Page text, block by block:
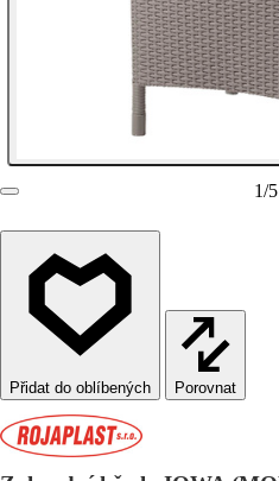
1/5
Porovnat